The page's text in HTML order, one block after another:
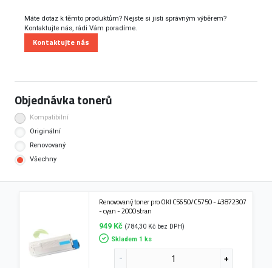
Máte dotaz k těmto produktům? Nejste si jisti správným výběrem?
Kontaktujte nás, rádi Vám poradíme.
Kontaktujte nás
Objednávka tonerů
Kompatibilní
Originální
Renovovaný
Všechny
Renovovaný toner pro OKI C5650/C5750 - 43872307
- cyan - 2000 stran
949 Kč (784,30 Kč bez DPH)
Skladem 1 ks